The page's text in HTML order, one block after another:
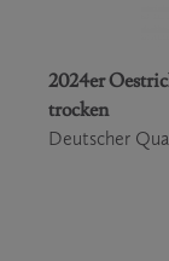
2024er
trocken
Deutscher